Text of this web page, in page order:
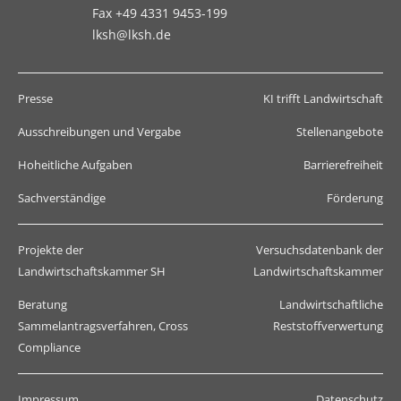
Fax +49 4331 9453-199
lksh@lksh.de
Presse KI trifft Landwirtschaft
Ausschreibungen und Vergabe Stellenangebote
Hoheitliche Aufgaben Barrierefreiheit
Sachverständige Förderung
Projekte der
Landwirtschaftskammer SH
Versuchsdatenbank der
Landwirtschaftskammer
Beratung
Sammelantragsverfahren, Cross
Compliance
Landwirtschaftliche
Reststoffverwertung